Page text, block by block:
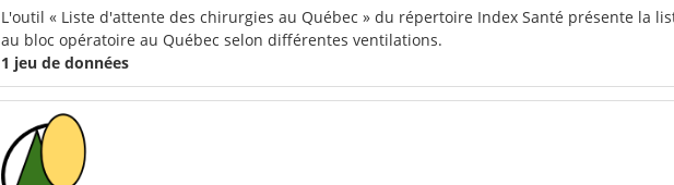
L'outil « Liste d'attente des chirurgies au Québec » du répertoire Index Santé présente la
au bloc opératoire au Québec selon différentes ventilations.
1 jeu de données